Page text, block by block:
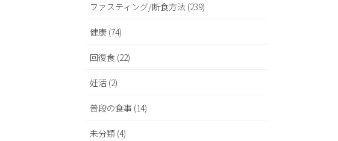
ファスティング/断食方法 (239)
健康 (74)
回復食 (22)
妊活 (2)
普段の食事 (14)
未分類 (4)